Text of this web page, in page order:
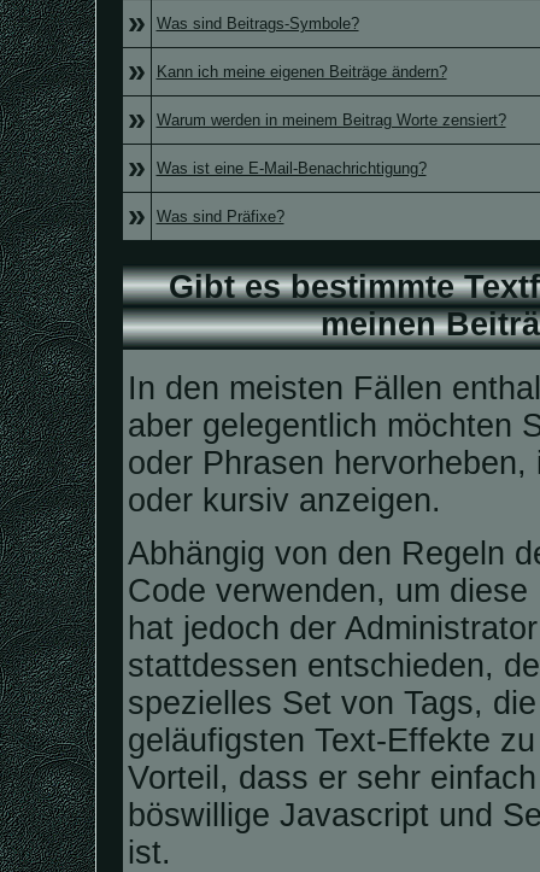
» Was sind Beitrags-Symbole?
» Kann ich meine eigenen Beiträge ändern?
» Warum werden in meinem Beitrag Worte zensiert?
» Was ist eine E-Mail-Benachrichtigung?
» Was sind Präfixe?
Gibt es bestimmte
meinen
In den meisten Fällen
aber gelegentlich möchten
oder Phrasen
oder kursiv anzeigen.
Abhängig von den Regeln
Code verwenden, um
hat jedoch der
stattdessen entschieden,
spezielles Set von Tags,
geläufigsten Text-Effekte
Vorteil, dass er sehr
böswillige Javascript und
ist.